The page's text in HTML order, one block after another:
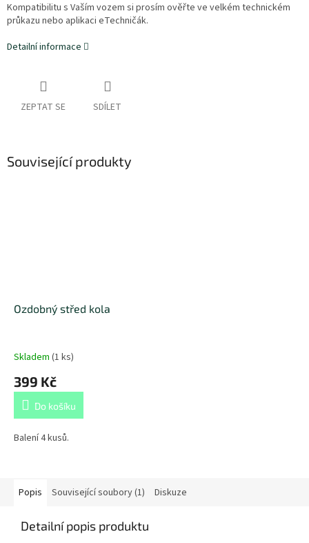
Kompatibilitu s Vaším vozem si prosím ověřte ve velkém technickém
průkazu nebo aplikaci eTechničák.
Detailní informace
ZEPTAT SE SDÍLET
Související produkty
Ozdobný střed kola
Skladem (1 ks)
399 Kč
Do košíku
Balení 4 kusů.
Popis Související soubory (1) Diskuze
Detailní popis produktu